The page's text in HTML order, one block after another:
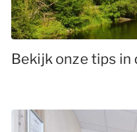
Bekijk onze tips in